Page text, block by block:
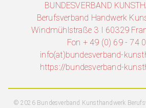
BUNDESVERBAND
Berufsverband Handwerk
Windmühlstraße 3 I 60329
Fon + 49 (0) 69 - 74
info(at)bundesverband-
https://bundesverband-
© 2026 Bundesverband Kunsthandwerk